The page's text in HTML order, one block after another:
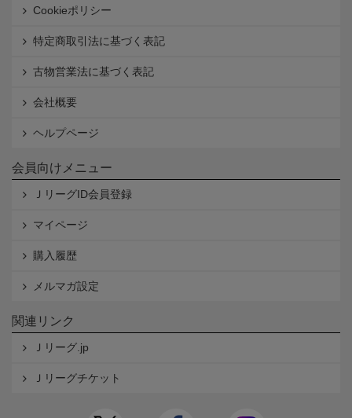
Cookieポリシー
特定商取引法に基づく表記
古物営業法に基づく表記
会社概要
ヘルプページ
会員向けメニュー
ＪリーグID会員登録
マイページ
購入履歴
メルマガ設定
関連リンク
Ｊリーグ.jp
Ｊリーグチケット